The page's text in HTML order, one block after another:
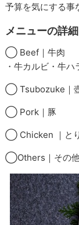
予算を気にする事
メニューの詳細
◯ Beef｜牛肉
・牛カルビ・牛
◯ Tsubozuke｜
◯ Pork｜豚
◯ Chicken ｜と
◯Others｜その